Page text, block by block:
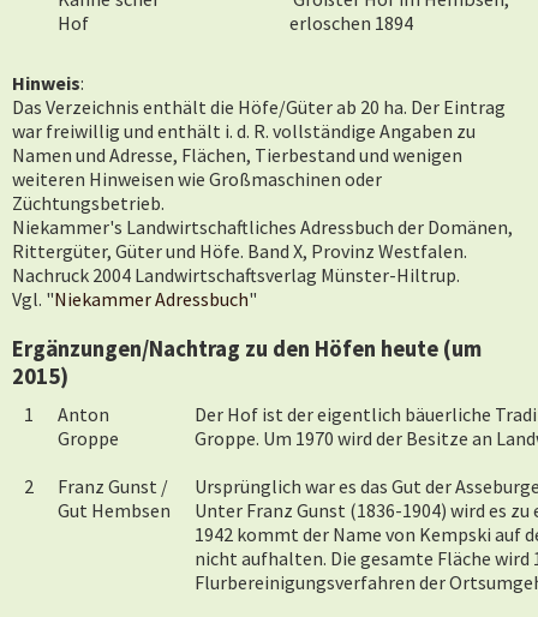
Hof
erloschen 1894
Hinweis:
Das Verzeichnis enthält die Höfe/Güter ab 20 ha. Der Eintrag
war freiwillig und enthält i. d. R. vollständige Angaben zu
Namen und Adresse, Flächen, Tierbestand und wenigen
weiteren Hinweisen wie Großmaschinen oder
Züchtungsbetrieb.
Niekammer's Landwirtschaftliches Adressbuch der Domänen,
Rittergüter, Güter und Höfe. Band X, Provinz Westfalen.
Nachruck 2004 Landwirtschaftsverlag Münster-Hiltrup.
Vgl. "Niekammer Adressbuch"
Ergänzungen/Nachtrag zu den Höfen heute (um
2015)
1
Anton
Groppe
Der Hof ist der eigentlich bäuerliche
Groppe. Um 1970 wird der Besitze an
2
Franz Gunst /
Gut Hembsen
Ursprünglich war es das Gut der
Unter Franz Gunst (1836-1904) wird es
1942 kommt der Name von Kempski auf
nicht aufhalten. Die gesamte Fläche wird
Flurbereinigungsverfahren der